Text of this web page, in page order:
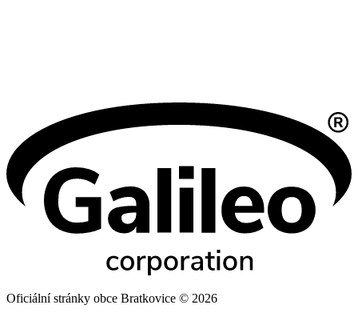
Oficiální stránky obce Bratkovice © 2026